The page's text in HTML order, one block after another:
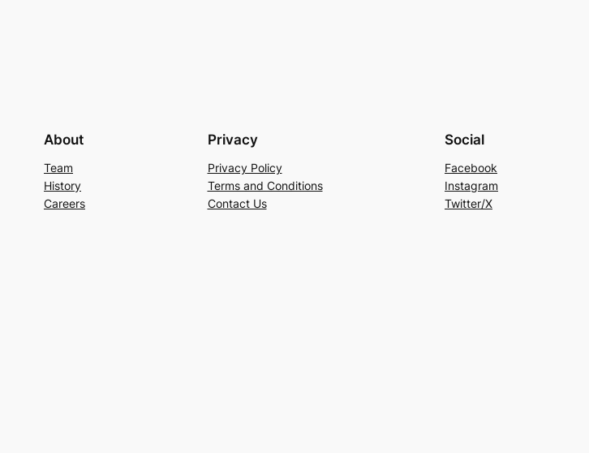
About
Team
History
Careers
Privacy
Privacy Policy
Terms and Conditions
Contact Us
Social
Facebook
Instagram
Twitter/X